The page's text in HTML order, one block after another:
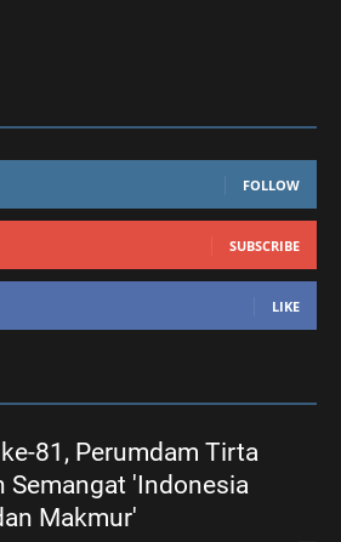
FOLLOW
SUBSCRIBE
LIKE
81, Perumdam Tirta
Semangat 'Indonesia
Makmur'